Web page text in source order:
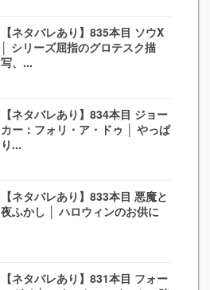
【ネタバレあり】835本目 ソウX
│ シリーズ屈指のグロテスク描
写、...
【ネタバレあり】834本目 ジョー
カー：フォリ・ア・ドゥ │ やっぱ
り...
【ネタバレあり】833本目 悪魔と
夜ふかし │ ハロウィンのお供に
【ネタバレあり】831本目 フォー